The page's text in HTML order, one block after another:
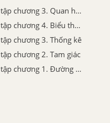
Lý thuyết Ôn tập chương 3. Quan hệ giữa các yếu tố trong tam giác
Lý thuyết Ôn tập chương 4. Biểu thức đại số
chương 3. Thống kê
chương 2. Tam giác
Lý thuyết Ôn tập chương 1. Đường thẳng vuông góc. Đường thẳng song song